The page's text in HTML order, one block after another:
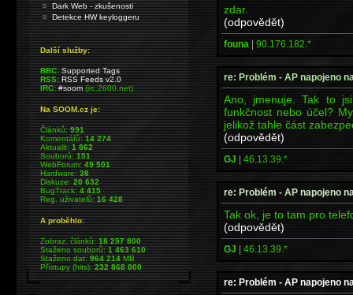
zdar.
(odpovědět)
founa | 90.176.182.*
re: Problém - AP napojeno
Ano, jmenuje. Tak to
funkčnost nebo účel?
jelikož tahle část
(odpovědět)
GJ | 46.13.39.*
re: Problém - AP napojeno
Tak ok, je to tam pro
(odpovědět)
GJ | 46.13.39.*
re: Problém - AP napojeno
Dark Web - zkušenosti
Detekce HW keyloggeru
Další služby:
BBC: Supported Tags
RSS: RSS Feeds v2.0
IRC: #soom(irc.2600.net)
Na SOOM.cz je:
Článků:991
Komentářů:14 274
Aktualit:1 862
Souborů:151
WebForum:49 501
Hardware:38
Diskuze:20 632
BugTrack:4 415
Reg. uživatelů:16 428
A proběhlo:
Zobraz. článků:18 257 800
Staženo souborů:1 463 610
Staženo dat:964 214MB
Přístupy (hits):232 868 800